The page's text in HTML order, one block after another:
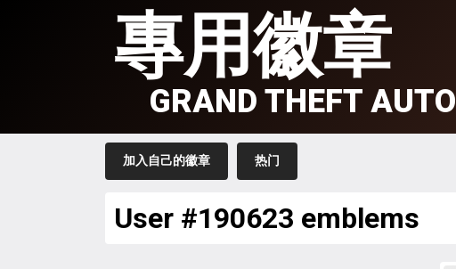
專用徽章
GRAND THEFT AUTO
加入自己的徽章 热门
User #190623 emblems